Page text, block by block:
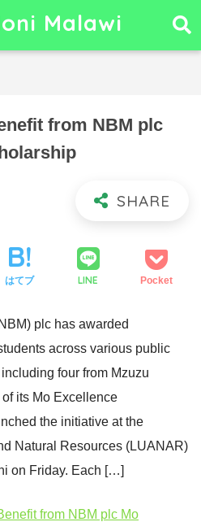
Malawi
from NBM plc
はてブ LINE Pocket
plc has awarded
across various public
four from Mzuzu
its Mo Excellence
the initiative at the
Natural Resources (LUANAR)
on Friday. Each […]
from NBM plc Mo